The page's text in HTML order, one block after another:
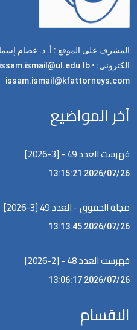
الكتروني: issam.ismail@ul.edu.lb •
issam.ismail@kfattorneys.com
آخر المواضيع
فهرست العدد 49 - [3-2026]
2026/07/26 13:15:21
مجلة الحقوق - العدد 49 [3-2026]
2026/07/26 13:13:45
فهرست العدد 48 - [2-2026]
2026/07/26 13:06:17
الاقسام